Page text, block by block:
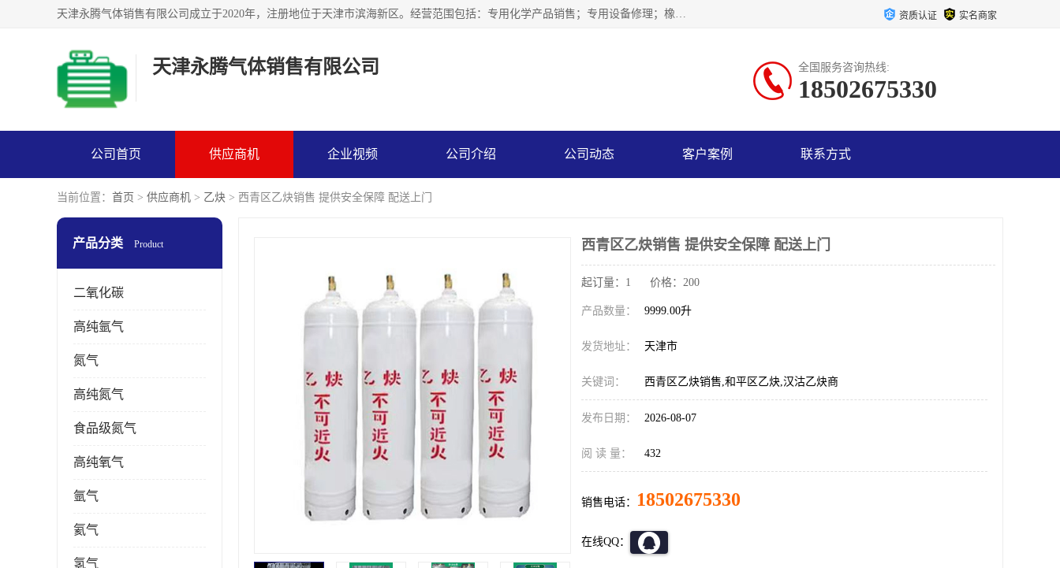
天津永腾气体销售有限公司成立于2020年，注册地位于天津市滨海新区。经营范围包括：专用化学产品销售；专用设备修理；橡胶制品销售；气体压缩机械销售；特种设备销售；仪器仪表销售；机械设备租赁；五金产品批发；食品添加剂销售等，主要供应：氧气、乙炔、氮气、氩气、氢气、氦气、液氨、液氮、一氧化碳、二氧化碳等，各种工业气体，高纯气体，食品级气体。 资质认证 实名商家
天津永腾气体销售有限公司 全国服务咨询热线:
18502675330
公司首页 供应商机 企业视频 公司介绍 公司动态 客户案例 联系方式
当前位置： 首页 > 供应商机 > 乙炔 > 西青区乙炔销售 提供安全保障 配送上门
产品分类 Product
二氧化碳
高纯氩气
氮气
高纯氮气
食品级氮气
高纯氧气
氩气
氦气
氢气
西青区乙炔销售 提供安全保障 配送上门
起订量：1 价格：200
产品数量： 9999.00升
发货地址： 天津市
关键词： 西青区乙炔销售,和平区乙炔,汉沽乙炔商
发布日期： 2026-08-07
阅 读 量： 432
销售电话： 18502675330
在线QQ：